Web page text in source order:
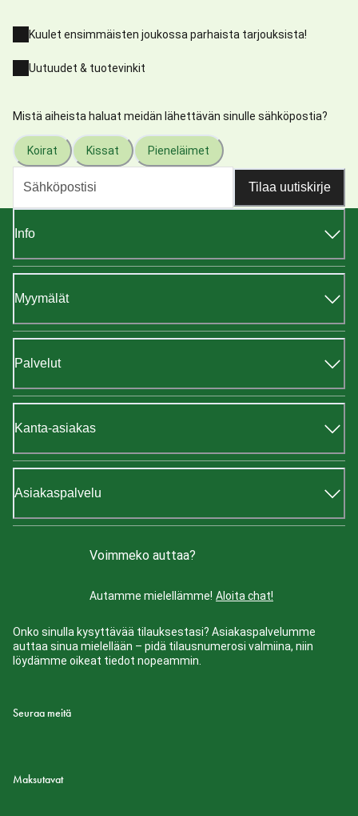
Kuulet ensimmäisten joukossa parhaista tarjouksista!
Uutuudet & tuotevinkit
Mistä aiheista haluat meidän lähettävän sinulle sähköpostia?
Koirat Kissat Pieneläimet
Tilaa uutiskirje
Info
Myymälät
Palvelut
Kanta-asiakas
Asiakaspalvelu
Voimmeko auttaa?
Autamme mielellämme! Aloita chat!
Onko sinulla kysyttävää tilauksestasi? Asiakaspalvelumme
auttaa sinua mielellään – pidä tilausnumerosi valmiina, niin
löydämme oikeat tiedot nopeammin.
Seuraa meitä
Maksutavat